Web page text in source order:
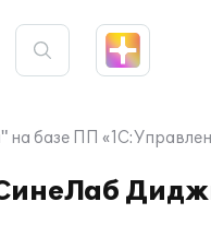
базе ПП